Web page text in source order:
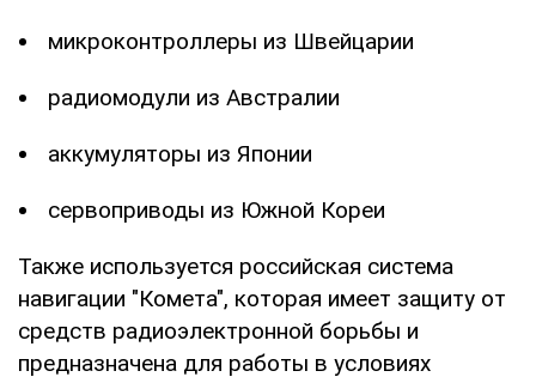
микроконтроллеры из Швейцарии
радиомодули из Австралии
аккумуляторы из Японии
сервоприводы из Южной Кореи
Также используется российская система
навигации "Комета", которая имеет защиту от
средств радиоэлектронной борьбы и
предназначена для работы в условиях